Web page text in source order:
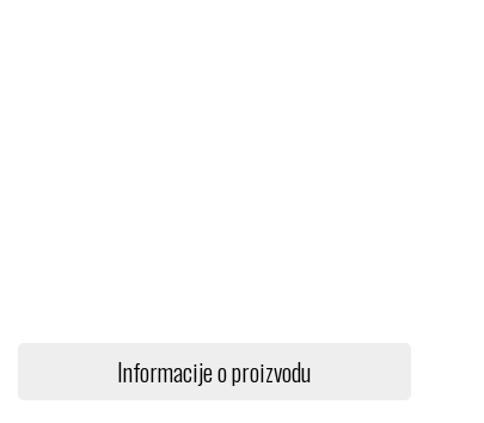
Informacije o proizvodu